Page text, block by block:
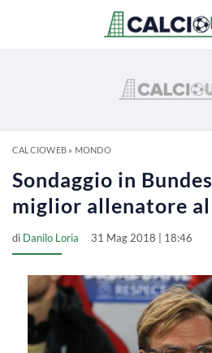
CALCIOWEB» MONDO
Sondaggio in
miglior allenatore
di Danilo Loria 31 Mag 2018 | 18:46